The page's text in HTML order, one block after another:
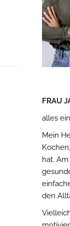
FRAU
alles
Mein
hat.
den